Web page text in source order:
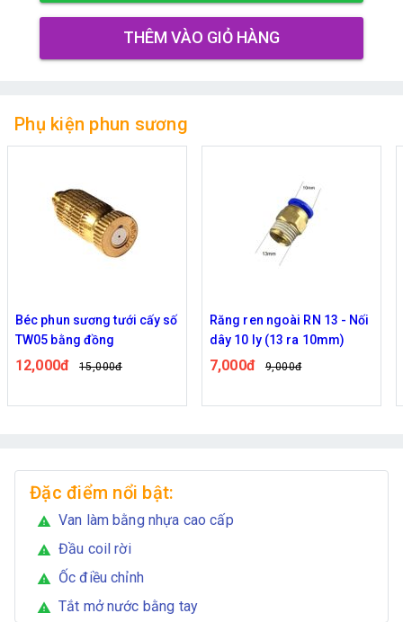
THÊM VÀO GIỎ HÀNG
Phụ kiện phun sương
Béc phun sương tưới cấy số
TW05 bằng đồng
12,000đ 15,000đ
Răng ren ngoài RN 13 - Nối
dây 10 ly (13 ra 10mm)
7,000đ 9,000đ
Đặc điểm nổi bật:
warning Van làm bằng nhựa cao cấp
warning Đầu coil rời
warning Ốc điều chỉnh
warning Tắt mở nước bằng tay